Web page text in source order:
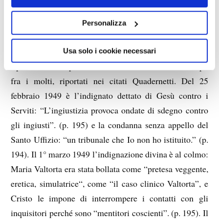
Personalizza
Usa solo i cookie necessari
Terra”. E per la Valtorta: “opera del Cielo che la Terra
non è riuscita a rovinare”. Proprio per questo è stata
maggiormente perseguitata dai “dottori difficili”, che si
sono esposti alla riprovazione dell’Onnipotente,
ripetutamente espressa, come dimostrano alcuni esempi,
fra i molti, riportati nei citati Quadernetti. Del 25
febbraio 1949 è l’indignato dettato di Gesù contro i
Serviti: “L’ingiustizia provoca ondate di sdegno contro
gli ingiusti”. (p. 195) e la condanna senza appello del
Santo Uffizio: “un tribunale che Io non ho istituito.” (p.
194). Il 1° marzo 1949 l’indignazione divina è al colmo:
Maria Valtorta era stata bollata come “pretesa veggente,
eretica, simulatrice“, come “il caso clinico Valtorta”, e
Cristo le impone di interrompere i contatti con gli
inquisitori perché sono “mentitori coscienti”. (p. 195). Il